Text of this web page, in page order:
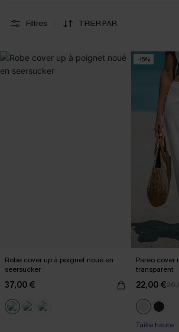
Filtres TRIER PAR
Robe cover up à poignet noué en
seersucker
37,00 €
-15%
Paréo cover
transparent
22,00 €
Taille haute